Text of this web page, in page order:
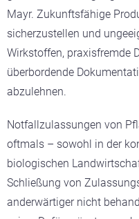
Mayr. Zukunftsfähige
sicherzustellen und
Wirkstoffen, praxisfremde
überbordende
abzulehnen.
Notfallzulassungen von
oftmals – sowohl in der
biologischen
Schließung von
anderwärtiger nicht